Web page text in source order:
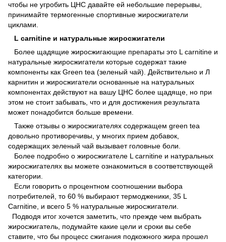
чтобы не угробить ЦНС давайте ей небольшие перерывы,
принимайте термогенные спортивные жиросжигатели
циклами.
L carnitine и натуральные жиросжигатели
Более щадящие жиросжигающие препараты это L carnitine и
натуральные жиросжигатели которые содержат такие
компоненты как Green tea (зеленый чай). Действительно и Л
карнитин и жиросжигатели основанные на натуральных
компонентах действуют на вашу ЦНС более щадяще, но при
этом не стоит забывать, что и для достижения результата
может понадобится больше времени.
Также отзывы о жиросжигателях содержащем green tea
довольно противоречивы, у многих прием добавок,
содержащих зеленый чай вызывает головные боли.
Более подробно о жиросжигателе L carnitine и натуральных
жиросжигателях вы можете ознакомиться в соответствующей
категории.
Если говорить о процентном соотношении выбора
потребителей, то 60 % выбирают термодженики, 35 L
Carnitine, и всего 5 % натуральные жиросжигатели.
Подводя итог хочется заметить, что прежде чем выбрать
жиросжигатель, подумайте какие цели и сроки вы себе
ставите, что бы процесс сжигания подкожного жира прошел